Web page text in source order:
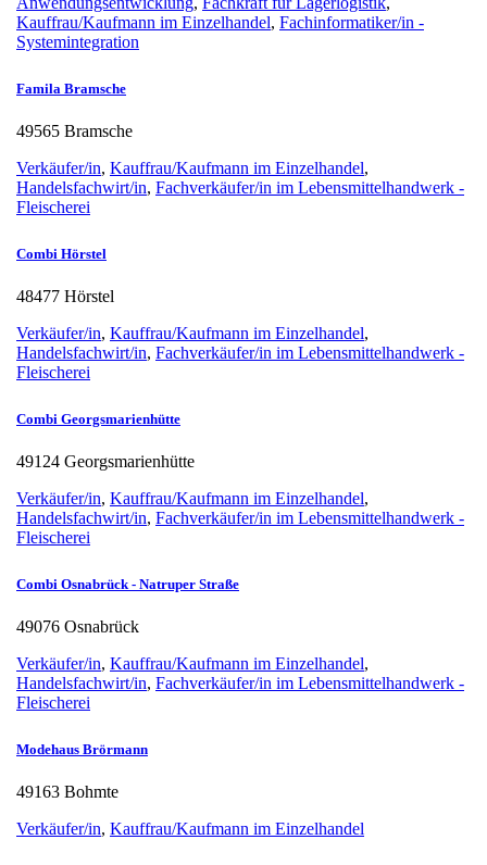
Kauffrau/Kaufmann im Einzelhandel, Fachinformatiker/in -
Systemintegration
Famila Bramsche
49565 Bramsche
Verkäufer/in, Kauffrau/Kaufmann im Einzelhandel,
Handelsfachwirt/in, Fachverkäufer/in im Lebensmittelhandwerk -
Fleischerei
Combi Hörstel
48477 Hörstel
Verkäufer/in, Kauffrau/Kaufmann im Einzelhandel,
Handelsfachwirt/in, Fachverkäufer/in im Lebensmittelhandwerk -
Fleischerei
Combi Georgsmarienhütte
49124 Georgsmarienhütte
Verkäufer/in, Kauffrau/Kaufmann im Einzelhandel,
Handelsfachwirt/in, Fachverkäufer/in im Lebensmittelhandwerk -
Fleischerei
Combi Osnabrück - Natruper Straße
49076 Osnabrück
Verkäufer/in, Kauffrau/Kaufmann im Einzelhandel,
Handelsfachwirt/in, Fachverkäufer/in im Lebensmittelhandwerk -
Fleischerei
Modehaus Brörmann
49163 Bohmte
Verkäufer/in, Kauffrau/Kaufmann im Einzelhandel